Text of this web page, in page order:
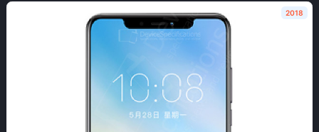
2018